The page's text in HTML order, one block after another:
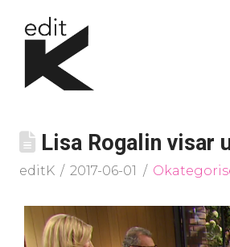
Lisa Rogalin visar
editK 2017-06-01